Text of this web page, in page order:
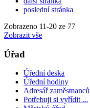
poslední stránka
Zobrazeno 11-20 ze 77
Zobrazit vše
Úřad
Úřední deska
Úřední hodiny
Adresář zaměstnanců
Potřebuji si vyřídit ...